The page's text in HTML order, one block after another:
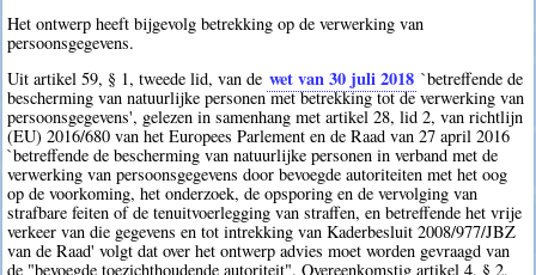
Het ontwerp heeft bijgevolg betrekking op de verwerking van
persoonsgegevens.
Uit artikel 59, § 1, tweede lid, van de wet van 30 juli 2018 `betreffende de
bescherming van natuurlijke personen met betrekking tot de verwerking van
persoonsgegevens', gelezen in samenhang met artikel 28, lid 2, van richtlijn
(EU) 2016/680 van het Europees Parlement en de Raad van 27 april 2016
`betreffende de bescherming van natuurlijke personen in verband met de
verwerking van persoonsgegevens door bevoegde autoriteiten met het oog
op de voorkoming, het onderzoek, de opsporing en de vervolging van
strafbare feiten of de tenuitvoerlegging van straffen, en betreffende het vrije
verkeer van die gegevens en tot intrekking van Kaderbesluit 2008/977/JBZ
van de Raad' volgt dat over het ontwerp advies moet worden gevraagd van
de "bevoegde toezichthoudende autoriteit". Overeenkomstig artikel 4, § 2,